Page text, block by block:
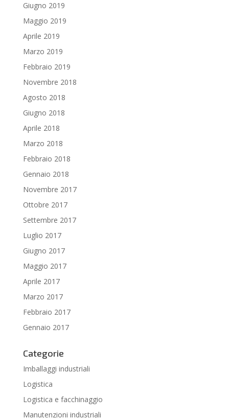
Giugno 2019
Maggio 2019
Aprile 2019
Marzo 2019
Febbraio 2019
Novembre 2018
Agosto 2018
Giugno 2018
Aprile 2018
Marzo 2018
Febbraio 2018
Gennaio 2018
Novembre 2017
Ottobre 2017
Settembre 2017
Luglio 2017
Giugno 2017
Maggio 2017
Aprile 2017
Marzo 2017
Febbraio 2017
Gennaio 2017
Categorie
Imballaggi industriali
Logistica
Logistica e facchinaggio
Manutenzioni industriali